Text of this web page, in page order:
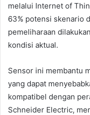
melalui Internet of
63% potensi skenario
pemeliharaan
kondisi aktual.
Sensor ini membantu
yang dapat
kompatibel dengan
Schneider Electric,